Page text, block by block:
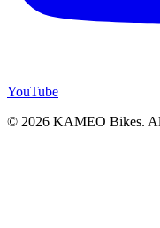
YouTube
© 2026 KAMEO Bikes.